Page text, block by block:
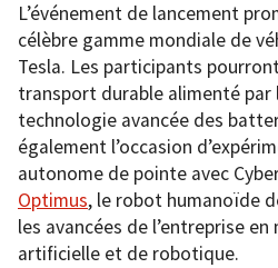
L’événement de lancement
célèbre gamme mondiale de
Tesla. Les participants
transport durable alimenté par
technologie avancée des
également l’occasion
autonome de pointe avec
Optimus, le robot humanoïde
les avancées de l’entreprise
artificielle et de robotique.